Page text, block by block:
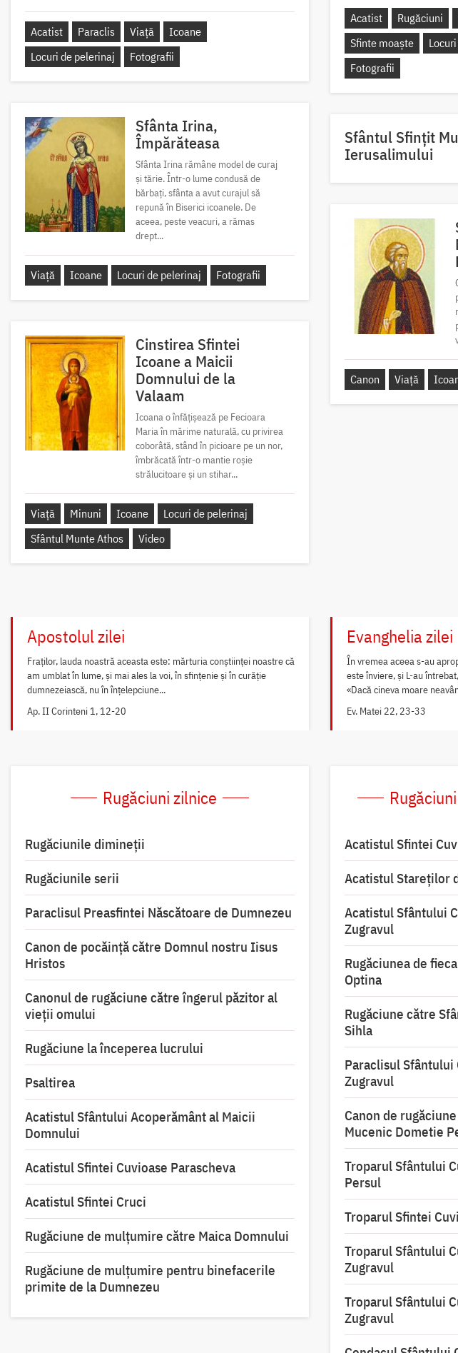
Acatist Paraclis Viață
Icoane
Locuri de pelerinaj
Fotografii
Acatist Rugăciuni
Sfinte moaște
Fotografii
Sfânta Irina,
Împărăteasa
Sfânta Irina rămâne model de curaj
și tărie. Într-o lume condusă de
bărbați, sfânta a avut curajul să
repună în Biserici icoanele. De
aceea, peste veacuri, a rămas
drept...
Viață Icoane Locuri de pelerinaj Fotografii
Sfântul Sfinţit
Ierusalimului
Canon Viață
Cinstirea Sfintei
Icoane a Maicii
Domnului de la
Valaam
Icoana o înfățișează pe Fecioara
Maria în mărime naturală, cu privirea
coborâtă, stând în picioare pe un nor,
îmbrăcată într-o mantie roșie
strălucitoare și un stihar...
Viață Minuni Icoane
Locuri de pelerinaj
Sfântul Munte Athos
Video
Apostolul zilei
Fraților, lauda noastră aceasta este: mărturia conștiinței noastre că
am umblat în lume, și mai ales la voi, în sfințenie și în curăție
dumnezeiască, nu în înțelepciune...
Ap. II Corinteni 1, 12-20
Evanghelia zilei
În vremea aceea s-au
este înviere, și L-au
«Dacă cineva moare
Ev. Matei 22, 23-33
Rugăciuni zilnice
Rugăciunile dimineții
Rugăciunile serii
Paraclisul Preasfintei Născătoare de Dumnezeu
Canon de pocăință către Domnul nostru Iisus
Hristos
Canonul de rugăciune către îngerul păzitor al
vieții omului
Rugăciune la începerea lucrului
Psaltirea
Acatistul Sfântului Acoperământ al Maicii
Domnului
Acatistul Sfintei Cuvioase Parascheva
Acatistul Sfintei Cruci
Rugăciune de mulţumire către Maica Domnului
Rugăciune de mulțumire pentru binefacerile
primite de la Dumnezeu
Acatistul Sfintei
Acatistul Stareţilor
Acatistul Sfântului
Zugravul
Rugăciunea de
Optina
Rugăciune către
Sihla
Paraclisul Sfântului
Zugravul
Canon de
Mucenic Dometie
Troparul Sfântului
Persul
Troparul Sfintei
Troparul Sfântului
Zugravul
Troparul Sfântului
Zugravul